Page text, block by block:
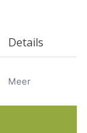
Details
Meer